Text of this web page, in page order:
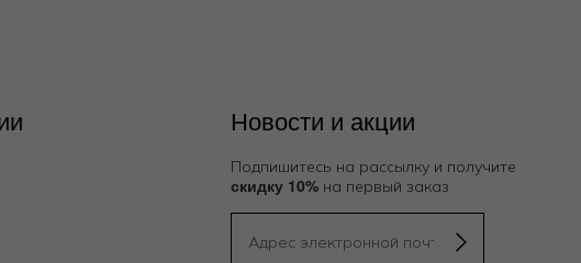
кожи, позволяя сосредоточиться на достижении ваших целей.
и оставляя тело сухим, что особенно ценно в летний зной .
того, чтобы подчеркнуть вашу индивидуальность и естественную
Новости и акции
Подпишитесь на рассылку и получите
скидку 10%на первый заказ